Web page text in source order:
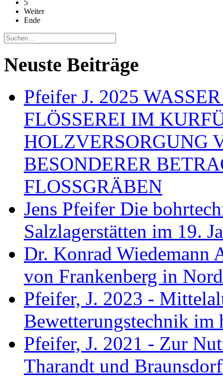
5
Weiter
Ende
Neuste Beiträge
Pfeifer J. 2025
FLÖSSEREI IM
HOLZVERSORGUNG
BESONDERER
FLOSSGRÄBEN
Jens Pfeifer Die
Salzlagerstätten im 19.
Dr. Konrad Wiedemann
von Frankenberg in
Pfeifer, J. 2023 -
Bewetterungstechnik im
Pfeifer, J. 2021 - Zur
Tharandt und Braunsdorf